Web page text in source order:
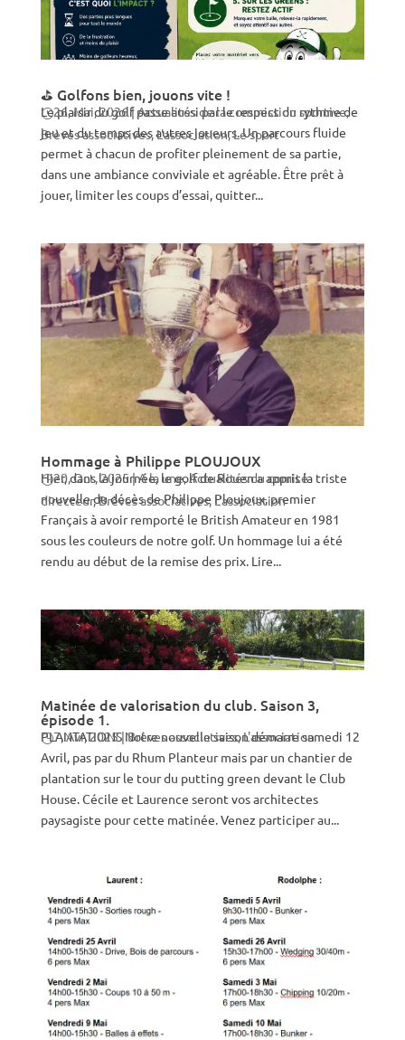
⛳ Golfons bien, jouons vite !
26, Mai, 2026|Actualités de la commission sportive,
Brèves associatives,L'association,Le sport
Le plaisir du golf passe aussi par le respect du rythme de
jeu et du temps des autres joueurs. Un parcours fluide
permet à chacun de profiter pleinement de sa partie,
dans une ambiance conviviale et agréable. Être prêt à
jouer, limiter les coups d’essai, quitter...
Hommage à Philippe PLOUJOUX
20, Oct, 2025|A la une,Actualités du comité
directeur,Brèves associatives, L'association
Hier, dans la journée, le golf de Rouen a appris la triste
nouvelle du décès de Philippe Ploujoux, premier
Français à avoir remporté le British Amateur en 1981
sous les couleurs de notre golf. Un hommage lui a été
rendu au début de la remise des prix. Lire...
Matinée de valorisation du club. Saison 3,
épisode 1.
7, Avr, 2025|Brèves associatives,L'association
PLANTATIONS Notre nouvelle saison démarre samedi 12
Avril, pas par du Rhum Planteur mais par un chantier de
plantation sur le tour du putting green devant le Club
House. Cécile et Laurence seront vos architectes
paysagiste pour cette matinée. Venez participer au...